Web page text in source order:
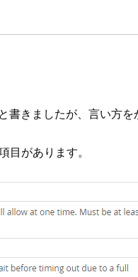
書きましたが、言い方
があります。